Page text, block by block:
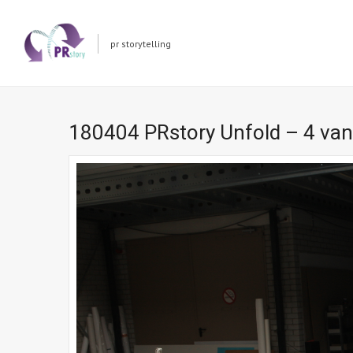
pr storytelling
180404 PRstory Unfold – 4